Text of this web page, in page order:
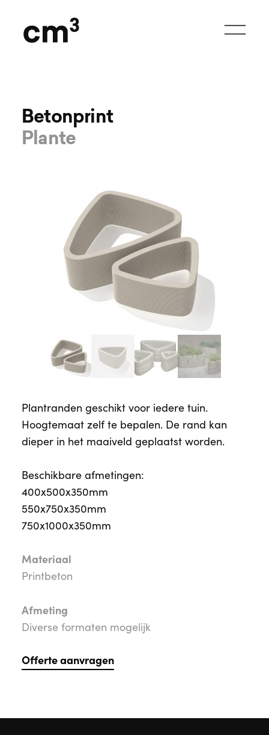
Betonprint
Plante
Plantranden geschikt voor iedere tuin.
Hoogtemaat zelf te bepalen. De rand kan
dieper in het maaiveld geplaatst worden.
Beschikbare afmetingen:
400x500x350mm
550x750x350mm
750x1000x350mm
Materiaal
Printbeton
Afmeting
Diverse formaten mogelijk
Offerte aanvragen